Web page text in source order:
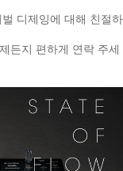
디제잉에 대해 친절하
든지 편하게 연락 주세